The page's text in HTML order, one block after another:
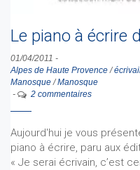
Le piano à écrire
01/04/2011 -
Alpes de Haute Provence/
Manosque/Manosque
-
2 commentaires
Aujourd'hui je vous
piano à écrire, paru aux
« Je serai écrivain, c’est